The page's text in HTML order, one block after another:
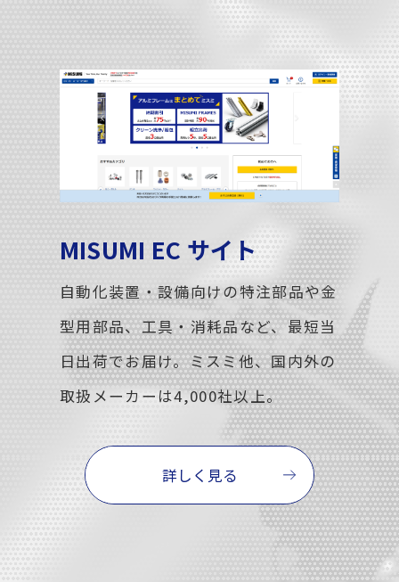
MISUMI EC サイト
自動化装置・設備向けの特注部品や金
型用部品、工具・消耗品など、最短当
日出荷でお届け。ミスミ他、国内外の
取扱メーカーは4,000社以上。
詳しく見る